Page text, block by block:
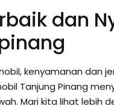
dan
kenyamanan dan
Tanjung Pinang
Mari kita lihat lebih